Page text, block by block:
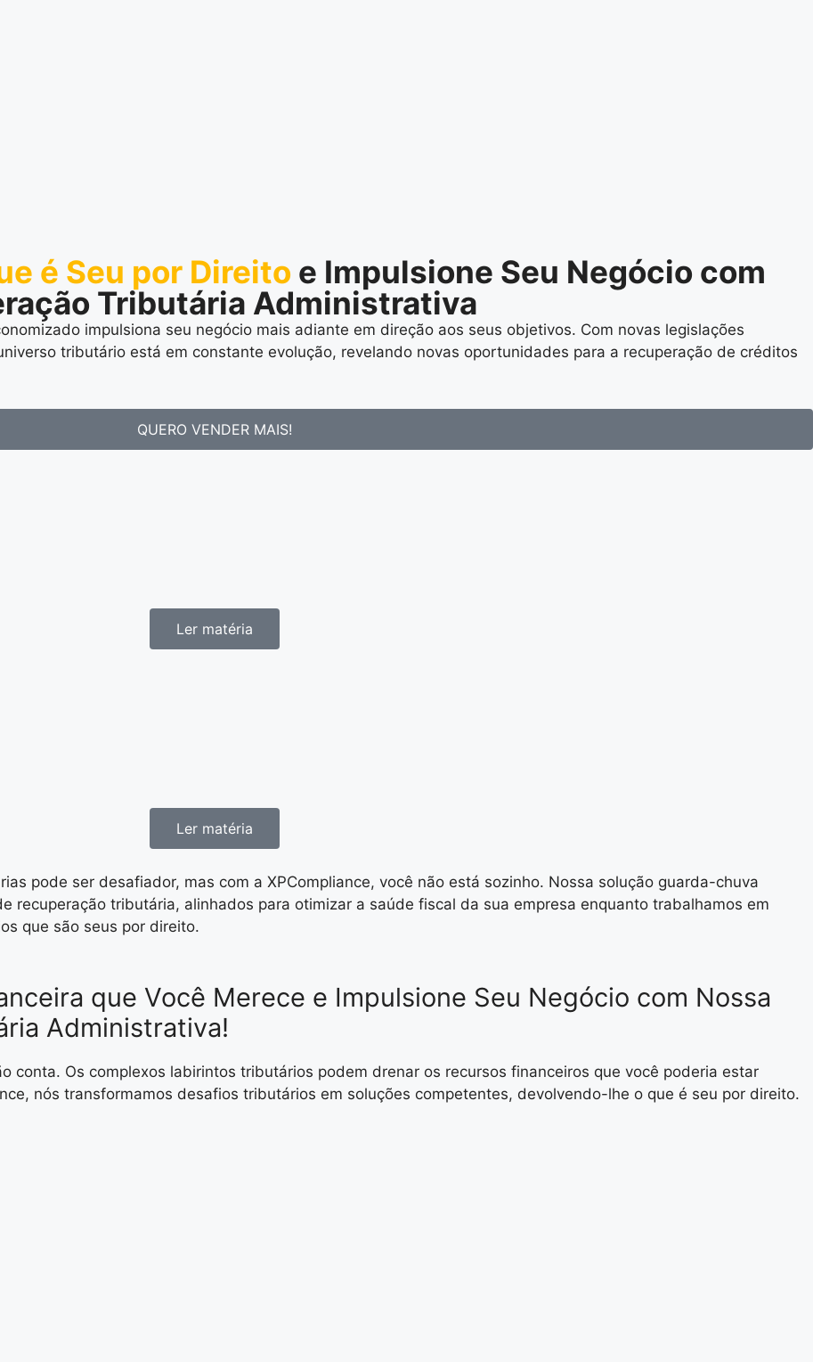
é Seu por Direito e Impulsione Seu Negócio com
Tributária Administrativa
impulsiona seu negócio mais adiante em direção aos seus objetivos. Com novas legislações
tributário está em constante evolução, revelando novas oportunidades para a recuperação de créditos
QUERO VENDER MAIS!
Ler matéria
Ler matéria
pode ser desafiador, mas com a XPCompliance, você não está sozinho. Nossa solução guarda-chuva
recuperação tributária, alinhados para otimizar a saúde fiscal da sua empresa enquanto trabalhamos em
que são seus por direito.
que Você Merece e Impulsione Seu Negócio com Nossa
Administrativa!
conta. Os complexos labirintos tributários podem drenar os recursos financeiros que você poderia estar
nós transformamos desafios tributários em soluções competentes, devolvendo-lhe o que é seu por direito.